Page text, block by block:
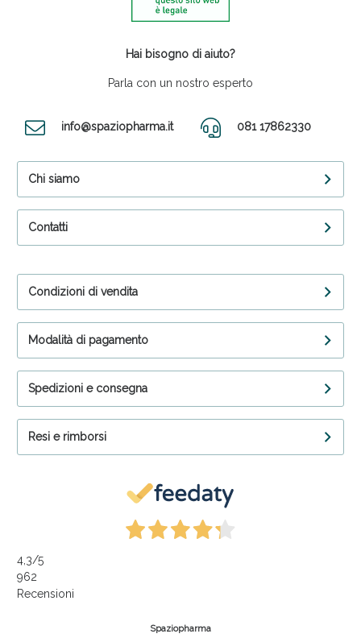
Hai bisogno di aiuto?
Parla con un nostro esperto
info@spaziopharma.it 081 17862330
Chi siamo
Contatti
Condizioni di vendita
Modalità di pagamento
Spedizioni e consegna
Resi e rimborsi
4,3/5
962
Recensioni
Spaziopharma